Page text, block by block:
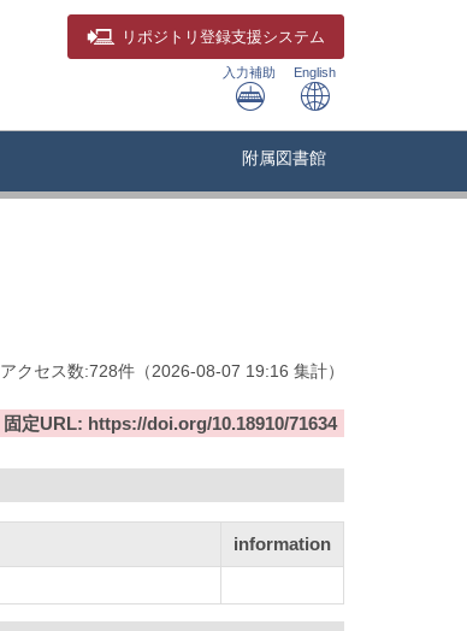
リポジトリ 登録支援システム
入力補助 English
附属図書館
アクセス数:728件 （2026-08-07 19:16 集計）
固定URL: https://doi.org/10.18910/71634
information